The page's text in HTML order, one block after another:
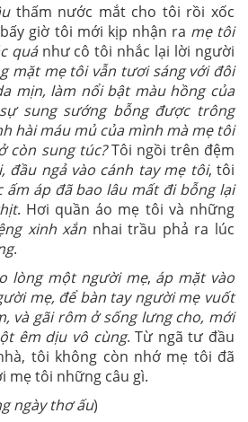
thấm nước mắt cho tôi rồi xốc
giờ tôi mới kịp nhận ra mẹ tôi
quánhư cô tôi nhắc lại lời người
mặt mẹ tôi vẫn tươi sáng với đôi
mịn, làm nổi bật màu hồng của
sung sướng bỗng được trông
hài máu mủ của mình mà mẹ tôi
còn sung túc?Tôi ngồi trên đệm
đầu ngả vào cánh tay mẹ tôi, tôi
ấm áp đã bao lâu mất đi bỗng lại
. Hơi quần áo mẹ tôi và những
xinh xắn nhai trầu phả ra lúc
.
lòng một người mẹ, áp mặt vào
mẹ, để bàn tay người mẹ vuốt
và gãi rôm ở sống lưng cho, mới
êm dịu vô cùng. Từ ngã tư đầu
tôi không còn nhớ mẹ tôi đã
mẹ tôi những câu gì.
ngày thơ ấu)